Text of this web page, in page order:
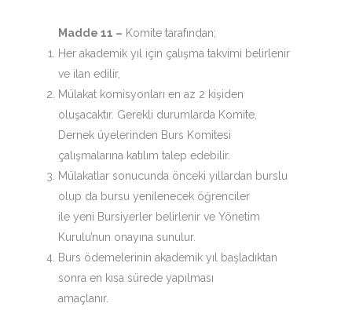
Madde 11 – Komite tarafından;
Her akademik yıl için çalışma takvimi belirlenir
ve ilan edilir,
Mülakat komisyonları en az 2 kişiden
oluşacaktır. Gerekli durumlarda Komite,
Dernek üyelerinden Burs Komitesi
çalışmalarına katılım talep edebilir.
Mülakatlar sonucunda önceki yıllardan burslu
olup da bursu yenilenecek öğrenciler
ile yeni Bursiyerler belirlenir ve Yönetim
Kurulu’nun onayına sunulur.
Burs ödemelerinin akademik yıl başladıktan
sonra en kısa sürede yapılması
amaçlanır.